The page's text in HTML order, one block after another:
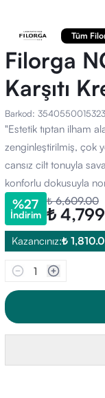
Tüm
Filorga
Karşıtı
Barkod: 3540550015323
"Estetik tıptan ilham
zenginleştirilmiş, çok
cansız cilt tonuyla
konforlu dokusuyla
%27
İndirim
₺ 6,609.00
₺
Kazancınız:₺
1